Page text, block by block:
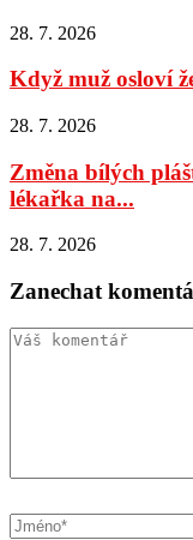
28. 7. 2026
Když muž osloví
28. 7. 2026
Změna bílých
lékařka na...
28. 7. 2026
Zanechat